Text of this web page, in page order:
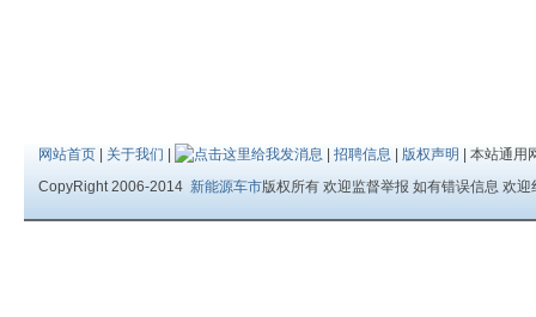
网站首页 关于我们 招聘信息 版权声明
| 本站通用
CopyRight 2006-2014 新能源车市版权所有 欢迎监督举报 如有错误信息 欢迎